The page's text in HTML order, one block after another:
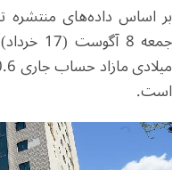
بر اساس داده‌های منتشره
جمعه 8
است.